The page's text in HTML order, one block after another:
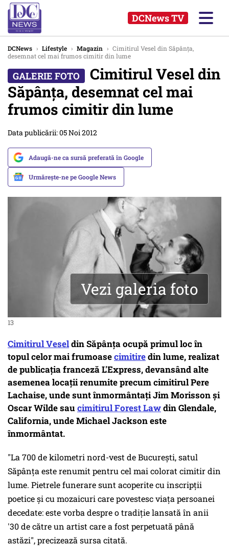
DCNews TV
DCNews › Lifestyle › Magazin › Cimitirul Vesel din Săpânța,
desemnat cel mai frumos cimitir din lume
Cimitirul Vesel din
Săpânța, desemnat cel mai
frumos cimitir din lume
Data publicării: 05 Noi 2012
Adaugă-ne ca sursă preferată în Google
Urmărește-ne pe Google News
Vezi galeria foto
13
Cimitirul Veseldin Săpânța ocupă primul loc în
topul celor mai frumoasecimitiredin lume, realizat
de publicația franceză L'Express, devansând alte
asemenea locații renumite precum cimitirul Pere
Lachaise, unde sunt înmormântați Jim Morisson și
Oscar Wilde saucimitirul Forest Lawdin Glendale,
California, unde Michael Jackson este
înmormântat.
"La 700 de kilometri nord-vest de București, satul
Săpânța este renumit pentru cel mai colorat cimitir din
lume. Pietrele funerare sunt acoperite cu inscripții
poetice și cu mozaicuri care povestesc viața persoanei
decedate: este vorba despre o tradiție lansată în anii
'30 de către un artist care a fost perpetuată până
astăzi", precizează sursa citată.